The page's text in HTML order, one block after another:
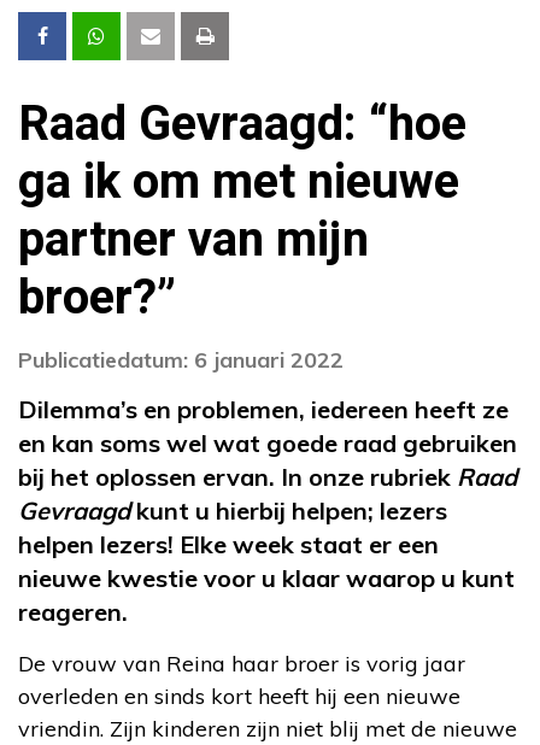
Raad Gevraagd: “hoe
ga ik om met nieuwe
partner van mijn
broer?”
Publicatiedatum: 6 januari 2022
Dilemma’s en problemen, iedereen heeft ze
en kan soms wel wat goede raad gebruiken
bij het oplossen ervan. In onze rubriek Raad
Gevraagdkunt u hierbij helpen; lezers
helpen lezers! Elke week staat er een
nieuwe kwestie voor u klaar waarop u kunt
reageren.
De vrouw van Reina haar broer is vorig jaar
overleden en sinds kort heeft hij een nieuwe
vriendin. Zijn kinderen zijn niet blij met de nieuwe